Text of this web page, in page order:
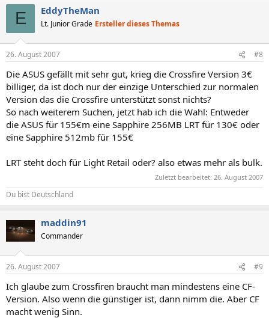
E EddyTheMan
Lt. Junior Grade Ersteller dieses Themas
26. August 2007 #8
Die ASUS gefällt mit sehr gut, krieg die Crossfire Version 3€
billiger, da ist doch nur der einzige Unterschied zur normalen
Version das die Crossfire unterstützt sonst nichts?
So nach weiterem Suchen, jetzt hab ich die Wahl: Entweder
die ASUS für 155€m eine Sapphire 256MB LRT für 130€ oder
eine Sapphire 512mb für 155€
LRT steht doch für Light Retail oder? also etwas mehr als bulk.
Zuletzt bearbeitet: 26. August 2007
Du bist Deutschland
maddin91
Commander
26. August 2007 #9
Ich glaube zum Crossfiren braucht man mindestens eine CF-
Version. Also wenn die günstiger ist, dann nimm die. Aber CF
macht wenig Sinn.